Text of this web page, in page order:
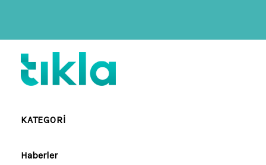
KATEGORI
Haberler